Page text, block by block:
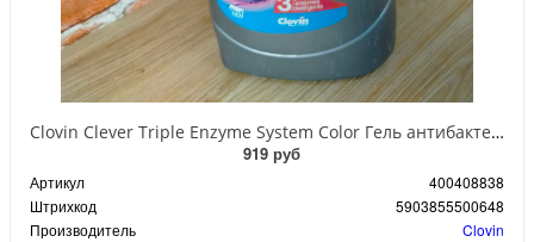
Clovin Clever Triple Enzyme System Color Гель антибактериальный с тройной системой энзимов для стирки цветных 5,5 л на 183 стирки
919 руб
Артикул
400408838
Штрихкод
5903855500648
Производитель
Clovin